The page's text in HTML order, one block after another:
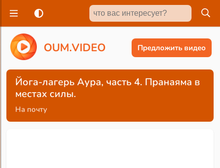
OUM.VIDEO Предложить видео
Йога-лагерь Аура, часть 4. Пранаяма в
местах силы.
На почту